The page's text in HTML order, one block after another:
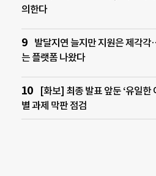
의한다
발달지연 늘지만 지원은 제각각
는 플랫폼 나왔다
[화보] 최종 발표 앞둔 ‘유일한
별 과제 막판 점검